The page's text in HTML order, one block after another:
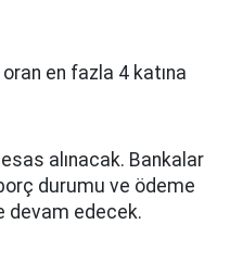
en fazla 4 katına
alınacak. Bankalar
durumu ve ödeme
devam edecek.